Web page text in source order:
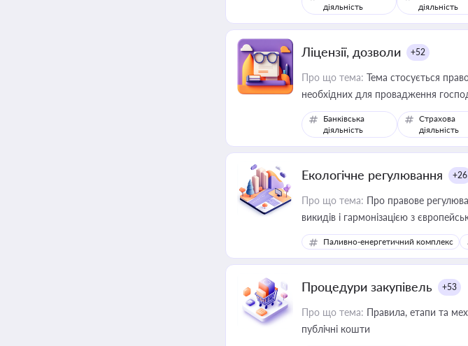
діяльність
діяльність
Ліцензії, дозволи +52
Про що тема: Тема стосується
необхідних для провадження
Банківська
діяльність
Страхова
діяльність
Екологічне регулювання +26
Про що тема: Про правове
викидів і гармонізацією з
Паливно-енергетичний комплекс
Процедури закупівель +53
Про що тема: Правила, етапи та
публічні кошти